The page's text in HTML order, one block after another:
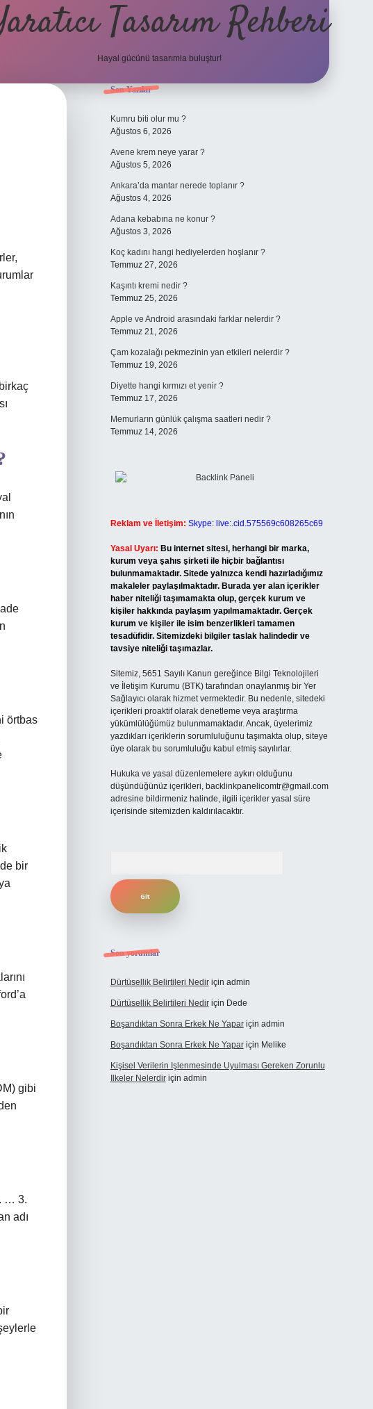
Tasarım Rehberi
Hayal gücünü tasarımla buluştur!
örtbas
bir
gibi
… 3.
adı
Sidebar
Son Yazılar
Kumru biti olur mu ?
Ağustos 6, 2026
Avene krem neye yarar ?
Ağustos 5, 2026
Ankara’da mantar nerede toplanır ?
Ağustos 4, 2026
Adana kebabına ne konur ?
Ağustos 3, 2026
Koç kadını hangi hediyelerden hoşlanır ?
Temmuz 27, 2026
Kaşıntı kremi nedir ?
Temmuz 25, 2026
Apple ve Android arasındaki farklar nelerdir ?
Temmuz 21, 2026
Çam kozalağı pekmezinin yan etkileri nelerdir ?
Temmuz 19, 2026
Diyette hangi kırmızı et yenir ?
Temmuz 17, 2026
Memurların günlük çalışma saatleri nedir ?
Temmuz 14, 2026
Reklam ve İletişim: Skype: live:.cid.575569c608265c69
Yasal Uyarı: Bu internet sitesi, herhangi bir marka,
kurum veya şahıs şirketi ile hiçbir bağlantısı
bulunmamaktadır. Sitede yalnızca kendi hazırladığımız
makaleler paylaşılmaktadır. Burada yer alan içerikler
haber niteliği taşımamakta olup, gerçek kurum ve
kişiler hakkında paylaşım yapılmamaktadır. Gerçek
kurum ve kişiler ile isim benzerlikleri tamamen
tesadüfidir. Sitemizdeki bilgiler taslak halindedir ve
tavsiye niteliği taşımazlar.
Sitemiz, 5651 Sayılı Kanun gereğince Bilgi Teknolojileri
ve İletişim Kurumu (BTK) tarafından onaylanmış bir Yer
Sağlayıcı olarak hizmet vermektedir. Bu nedenle, sitedeki
içerikleri proaktif olarak denetleme veya araştırma
yükümlülüğümüz bulunmamaktadır. Ancak, üyelerimiz
yazdıkları içeriklerin sorumluluğunu taşımakta olup, siteye
üye olarak bu sorumluluğu kabul etmiş sayılırlar.
Hukuka ve yasal düzenlemelere aykırı olduğunu
düşündüğünüz içerikleri, backlinkpanelicomtr@gmail.com
adresine bildirmeniz halinde, ilgili içerikler yasal süre
içerisinde sitemizden kaldırılacaktır.
Son yorumlar
Dürtüsellik Belirtileri Nediriçin admin
Dürtüsellik Belirtileri Nediriçin Dede
Boşandıktan Sonra Erkek Ne Yapariçin admin
Boşandıktan Sonra Erkek Ne Yapariçin Melike
Kişisel Verilerin Işlenmesinde Uyulması Gereken Zorunlu
Ilkeler Nelerdiriçin admin